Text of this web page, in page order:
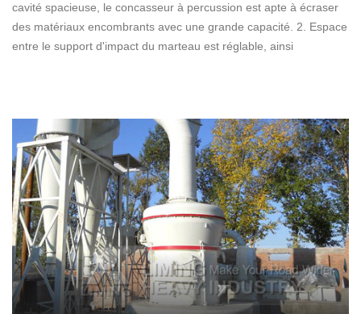
cavité spacieuse, le concasseur à percussion est apte à écraser
des matériaux encombrants avec une grande capacité. 2. Espace
entre le support d'impact du marteau est réglable, ainsi